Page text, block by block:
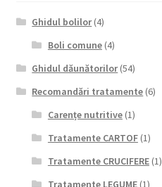
Ghidul bolilor(4)
Boli comune(4)
Ghidul dăunătorilor(54)
Recomandări tratamente (6)
Carențe nutritive(1)
Tratamente CARTOF(1)
Tratamente CRUCIFERE(1)